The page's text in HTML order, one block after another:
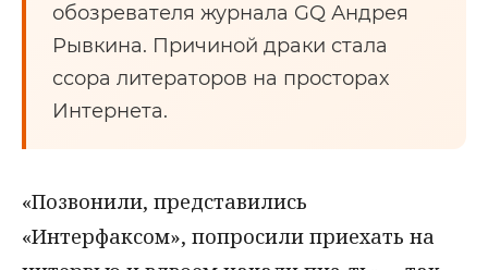
обозревателя журнала GQ Андрея
Рывкина. Причиной драки стала
ссора литераторов на просторах
Интернета.
«Позвонили, представились
«Интерфаксом», попросили приехать на